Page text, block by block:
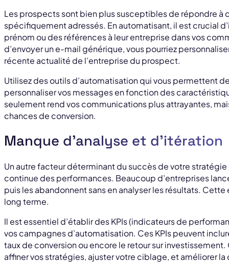
Les prospects sont bien plus susceptibles de répondre à
spécifiquement adressés. En automatisant, il est crucial
prénom ou des références à leur entreprise dans vos
d’envoyer un e-mail générique, vous pourriez
récente actualité de l’entreprise du prospect.
Utilisez des outils d’automatisation qui vous permettent
personnaliser vos messages en fonction des
seulement rend vos communications plus attrayantes,
chances de conversion.
Manque d’analyse et d’itération
Un autre facteur déterminant du succès de votre stratégie
continue des performances. Beaucoup d’entreprises
puis les abandonnent sans en analyser les résultats.
long terme.
Il est essentiel d’établir des KPIs (indicateurs de
vos campagnes d’automatisation. Ces KPIs peuvent
taux de conversion ou encore le retour sur
affiner vos stratégies, ajuster votre ciblage, et améliorer